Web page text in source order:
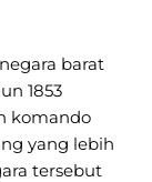
barat
1853
komando
yang lebih
tersebut